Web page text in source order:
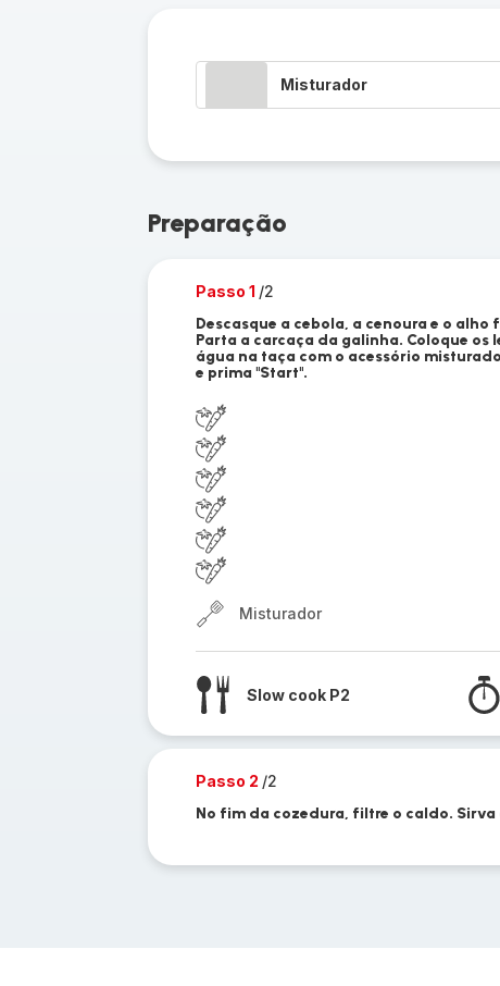
Misturador
Preparação
Passo 1 /2
Descasque a cebola, a cenoura e o
Parta a carcaça da galinha. Coloque os
água na taça com o acessório
e prima "Start".
Misturador
Slow cook P2
Passo 2 /2
No fim da cozedura, filtre o caldo.